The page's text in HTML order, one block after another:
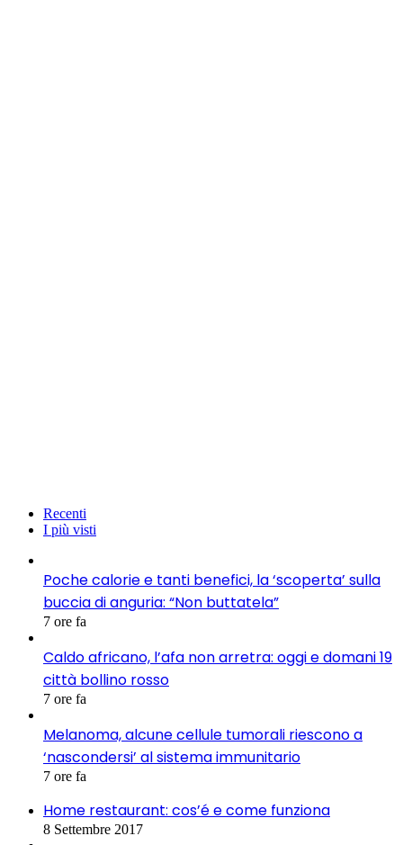
Recenti
I più visti
Poche calorie e tanti benefici, la ‘scoperta’ sulla
buccia di anguria: “Non buttatela”
7 ore fa
Caldo africano, l’afa non arretra: oggi e domani 19
città bollino rosso
7 ore fa
Melanoma, alcune cellule tumorali riescono a
‘nascondersi’ al sistema immunitario
7 ore fa
Home restaurant: cos’é e come funziona
8 Settembre 2017